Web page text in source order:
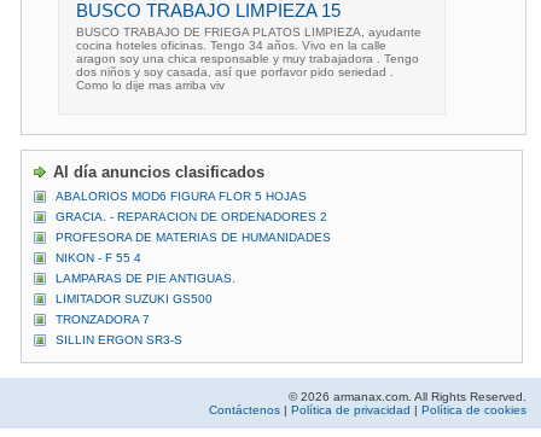
BUSCO TRABAJO LIMPIEZA 15
BUSCO TRABAJO DE FRIEGA PLATOS LIMPIEZA, ayudante
cocina hoteles oficinas. Tengo 34 años. Vivo en la calle
aragon soy una chica responsable y muy trabajadora . Tengo
dos niños y soy casada, así que porfavor pido seriedad .
Como lo dije mas arriba viv
Al día anuncios clasificados
ABALORIOS MOD6 FIGURA FLOR 5 HOJAS
GRACIA. - REPARACION DE ORDENADORES 2
PROFESORA DE MATERIAS DE HUMANIDADES
NIKON - F 55 4
LAMPARAS DE PIE ANTIGUAS.
LIMITADOR SUZUKI GS500
TRONZADORA 7
SILLIN ERGON SR3-S
© 2026 armanax.com. All Rights Reserved.
Contáctenos | Política de privacidad | Política de cookies